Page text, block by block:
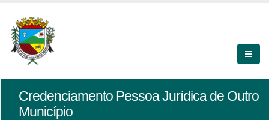
Credenciamento Pessoa Jurídica de Outro
Município